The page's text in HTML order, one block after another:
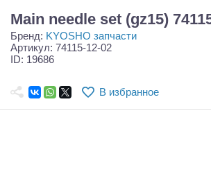
Запчасти и аксессуары
Игрушки
Самолеты
Main needle set (gz15)
Бренд: KYOSHO запчасти
Артикул: 74115-12-02
ID: 19686
В избранное